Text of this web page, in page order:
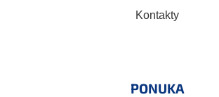
Kontakty
PONUKA